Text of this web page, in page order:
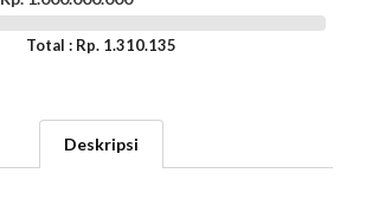
Total : Rp. 1.310.135
Deskripsi